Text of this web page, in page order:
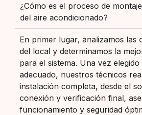
¿Cómo es el proceso de
del aire acondicionado?
En primer lugar, analizamos las
del local y determinamos la
para el sistema. Una vez elegido
adecuado, nuestros técnicos
instalación completa, desde el
conexión y verificación final,
funcionamiento y seguridad